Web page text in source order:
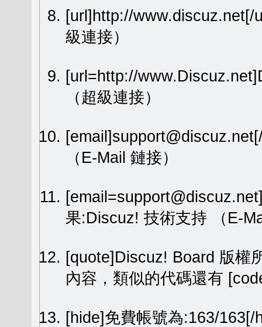
[url]http://
級連接）
[url=http://
（超級連接）
（E-Mail 鏈接）
果:Discuz! 技術支持 （E-
[quote]Discuz! Board 版
內容，類似的代碼還有
[hide]免費帳號為:163/